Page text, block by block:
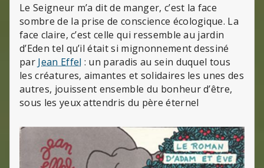
Le Seigneur m’a dit de manger, c’est la face
sombre de la prise de conscience écologique. La
face claire, c’est celle qui ressemble au jardin
d’Eden tel qu’il était si mignonnement dessiné
par Jean Effel : un paradis au sein duquel tous
les créatures, aimantes et solidaires les unes des
autres, jouissent ensemble du bonheur d’être,
sous les yeux attendris du père éternel